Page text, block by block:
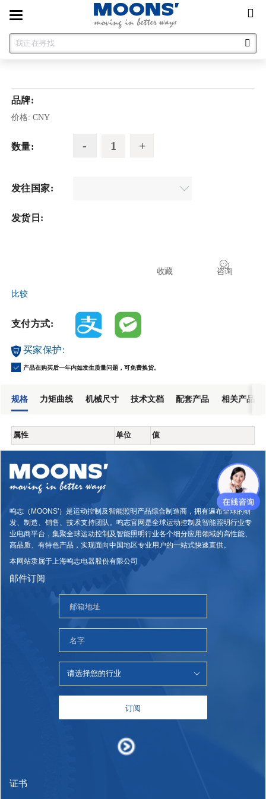
Toggle
navigation
品牌:
价格: CNY
数量:
发往国家:
发货日:
咨询
收藏
比较
支付方式:
买家保护:
产品在购买后一年内如发生质量问题，可免费换货。
规格 力矩曲线 机械尺寸 技术文档 配套产品 相关产品
属性 单位 值
鸣志（MOONS'）是运动控制及智能照明产品综合制造商，拥有遍布全球的研
发、制造、销售、技术支持团队。鸣志官网是全球运动控制及智能照明行业专
业电商平台，集聚全球运动控制及智能照明行业各个细分应用领域的高性能、
高品质、有特色产品，实现面向中国地区专业用户的一站式快速直供。
本网站隶属于上海鸣志电器股份有限公司
邮件订阅
订阅
证书